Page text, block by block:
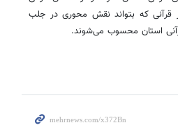
که بتواند نقش محوری در جلب
استان محسوب می‌شوند.